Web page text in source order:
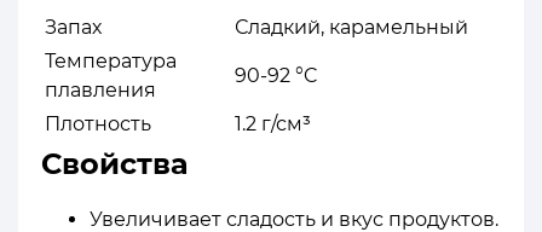
Запах
Сладкий, карамельный
Температура
плавления
90-92 °C
Плотность 1.2 г/см³
Свойства
Увеличивает сладость и вкус продуктов.